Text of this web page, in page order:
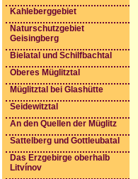
Kahleberggebiet
Naturschutzgebiet
Geisingberg
Bielatal und Schilfbachtal
Oberes Müglitztal
Müglitztal bei Glashütte
Seidewitztal
An den Quellen der Müglitz
Sattelberg und Gottleubatal
Das Erzgebirge oberhalb
Litvínov